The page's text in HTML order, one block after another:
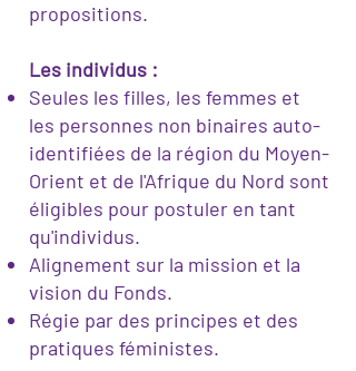
propositions.
Les individus :
Seules les filles, les femmes et
les personnes non binaires auto-
identifiées de la région du Moyen-
Orient et de l'Afrique du Nord sont
éligibles pour postuler en tant
qu'individus.
Alignement sur la mission et la
vision du Fonds.
Régie par des principes et des
pratiques féministes.